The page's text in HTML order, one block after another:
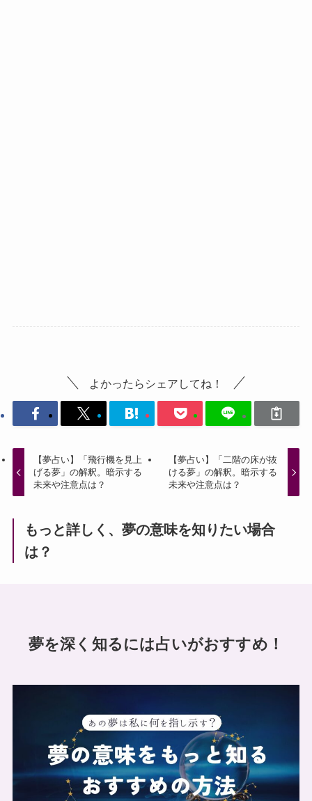
よかったらシェアしてね！
【夢占い】「飛行機を見上
げる夢」の解釈。暗示する
未来や注意点は？
【夢占い】「二階の床が抜
ける夢」の解釈。暗示する
未来や注意点は？
もっと詳しく、夢の意味を知りたい場合
は？
夢を深く知るには占いがおすすめ！